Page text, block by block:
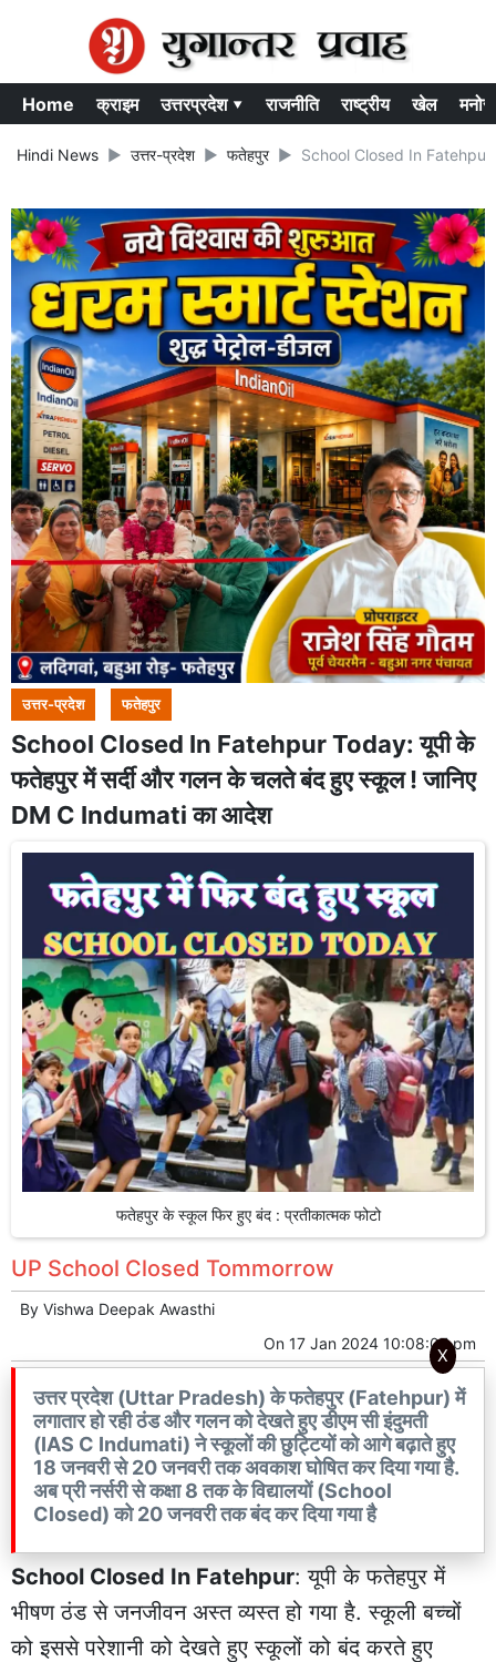
Home क्राइम उत्तरप्रदेश ▾ राजनीति राष्ट्रीय खेल
Hindi News उत्तर-प्रदेश फतेहपुर School Closed In Fatehpur
उत्तर-प्रदेश फतेहपुर
School Closed In Fatehpur Today: यूपी के
फतेहपुर में सर्दी और गलन के चलते बंद हुए स्कूल ! जानिए
DM C Indumati का आदेश
फतेहपुर के स्कूल फिर हुए बंद : प्रतीकात्मक फोटो
UP School Closed Tommorrow
By Vishwa Deepak Awasthi
On 17 Jan 2024 10:08:07 pm
उत्तर प्रदेश (Uttar Pradesh) के फतेहपुर (Fatehpur) में
लगातार हो रही ठंड और गलन को देखते हुए डीएम सी इंदुमती
(IAS C Indumati) ने स्कूलों की छुट्टियों को आगे बढ़ाते हुए
18 जनवरी से 20 जनवरी तक अवकाश घोषित कर दिया गया है.
अब प्री नर्सरी से कक्षा 8 तक के विद्यालयों (School
Closed) को 20 जनवरी तक बंद कर दिया गया है
School Closed In Fatehpur: यूपी के फतेहपुर में
भीषण ठंड से जनजीवन अस्त व्यस्त हो गया है. स्कूली बच्चों
को इससे परेशानी को देखते हुए स्कूलों को बंद करते हुए
X